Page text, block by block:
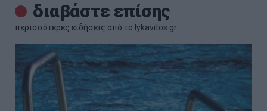
διαβάστε επίσης
περισσότερες ειδήσεις από το lykavitos.gr